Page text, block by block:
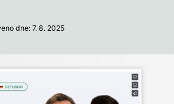
dne: 7. 8. 2025